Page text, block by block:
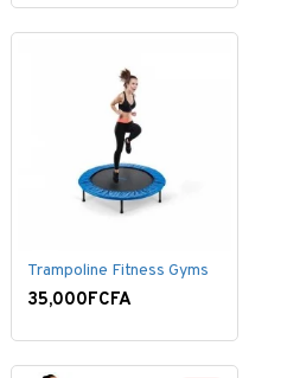
Trampoline Fitness Gyms
35,000FCFA